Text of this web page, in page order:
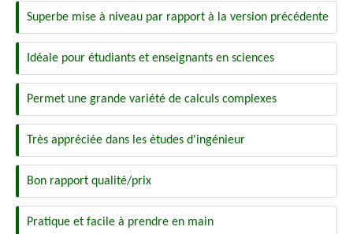
Superbe mise à niveau par rapport à la version précédente
Idéale pour étudiants et enseignants en sciences
Permet une grande variété de calculs complexes
Très appréciée dans les études d'ingénieur
Bon rapport qualité/prix
Pratique et facile à prendre en main